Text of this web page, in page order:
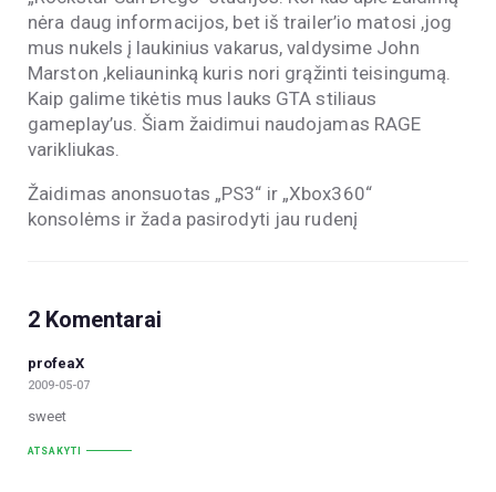
nėra daug informacijos, bet iš trailer’io matosi ,jog
mus nukels į laukinius vakarus, valdysime John
Marston ,keliauninką kuris nori grąžinti teisingumą.
Kaip galime tikėtis mus lauks GTA stiliaus
gameplay’us. Šiam žaidimui naudojamas RAGE
varikliukas.
Žaidimas anonsuotas „PS3“ ir „Xbox360“
konsolėms ir žada pasirodyti jau rudenį
2 Komentarai
profeaX
2009-05-07
sweet
ATSAKYTI